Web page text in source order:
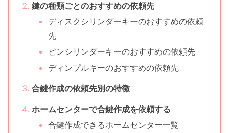
鍵の種類ごとのおすすめの依頼先
ディスクシリンダーキーのおすすめの依頼
先
ピンシリンダーキーのおすすめの依頼先
ディンプルキーのおすすめの依頼先
合鍵作成の依頼先別の特徴
ホームセンターで合鍵作成を依頼する
合鍵作成できるホームセンター一覧